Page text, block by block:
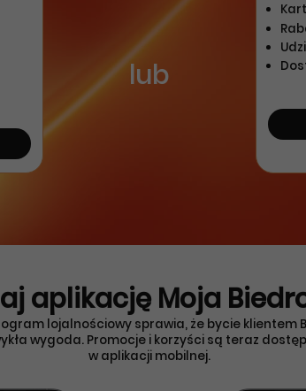
lub
aplikację Moja
lojalnościowy sprawia, że bycie klientem
wygoda. Promocje i korzyści są teraz
w aplikacji mobilnej.